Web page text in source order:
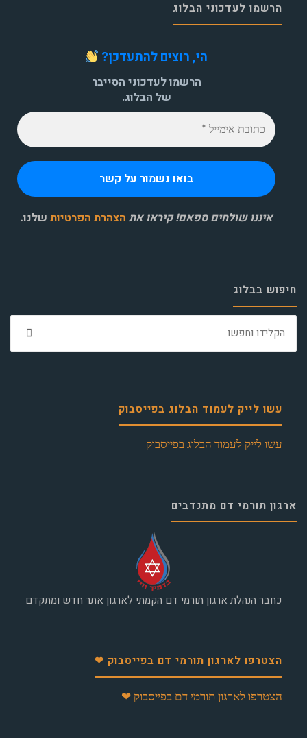
הרשמו לעדכוני הבלוג
הי, רוצים להתעדכן?
הרשמו לעדכוני הסייבר
של הבלוג.
איננו שולחים ספאם! קיראו את הצהרת הפרטיות שלנו.
חיפוש בבלוג
עשו לייק לעמוד הבלוג בפייסבוק
עשו לייק לעמוד הבלוג בפייסבוק
ארגון תורמי דם מתנדבים
כחבר הנהלת ארגון תורמי דם הקמתי לארגון אתר חדש ומתקדם
הצטרפו לארגון תורמי דם בפייסבוק ❤
הצטרפו לארגון תורמי דם בפייסבוק ❤